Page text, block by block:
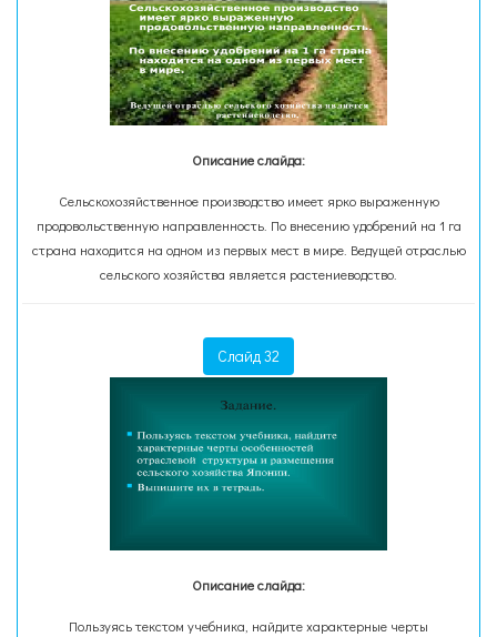
Описание слайда:
Сельскохозяйственное производство имеет ярко выраженную
продовольственную направленность. По внесению удобрений на 1 га
страна находится на одном из первых мест в мире. Ведущей отраслью
сельского хозяйства является растениеводство.
Слайд 32
Описание слайда:
Пользуясь текстом учебника, найдите характерные черты